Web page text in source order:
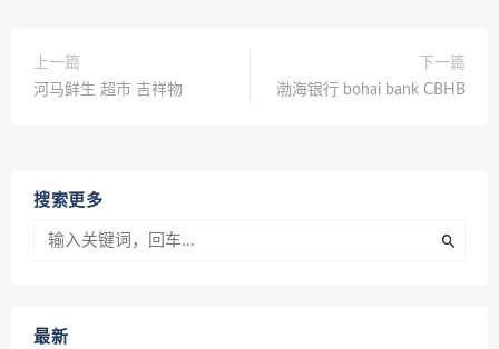
上一篇
河马鲜生 超市 吉祥物
下一篇
渤海银行 bohai bank CBHB
搜索更多
最新